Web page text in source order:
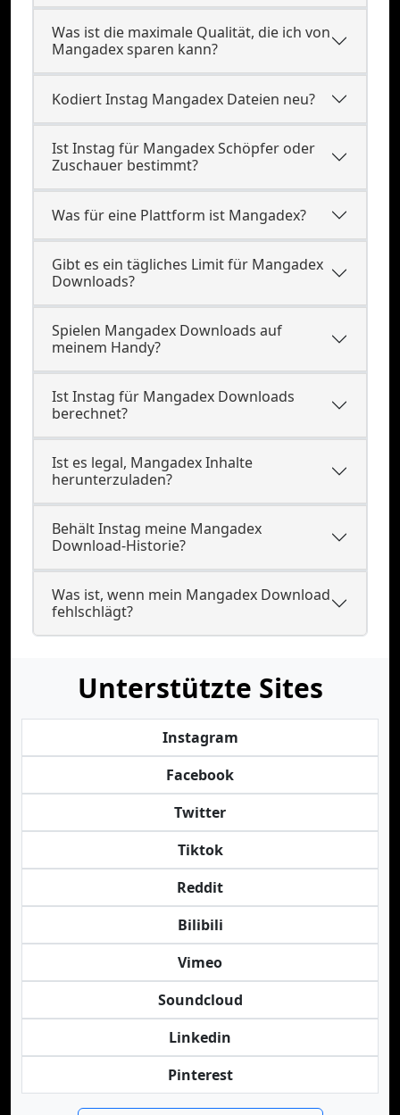
Was ist die maximale Qualität, die ich von
Mangadex sparen kann?
Kodiert Instag Mangadex Dateien neu?
Ist Instag für Mangadex Schöpfer oder
Zuschauer bestimmt?
Was für eine Plattform ist Mangadex?
Gibt es ein tägliches Limit für Mangadex
Downloads?
Spielen Mangadex Downloads auf
meinem Handy?
Ist Instag für Mangadex Downloads
berechnet?
Ist es legal, Mangadex Inhalte
herunterzuladen?
Behält Instag meine Mangadex
Download-Historie?
Was ist, wenn mein Mangadex Download
fehlschlägt?
Unterstützte Sites
Instagram
Facebook
Twitter
Tiktok
Reddit
Bilibili
Vimeo
Soundcloud
Linkedin
Pinterest